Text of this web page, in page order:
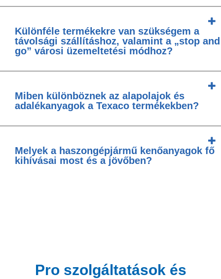
Különféle termékekre van szükségem a
távolsági szállításhoz, valamint a „stop and
go” városi üzemeltetési módhoz?
Miben különböznek az alapolajok és
adalékanyagok a Texaco termékekben?
Melyek a haszongépjármű kenőanyagok fő
kihívásai most és a jövőben?
Pro szolgáltatások és